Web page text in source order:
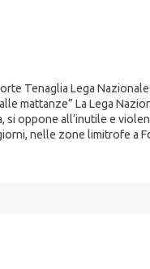
Tenaglia Lega
mattanze” La Lega
si oppone all’inutile e
nelle zone limitrofe a